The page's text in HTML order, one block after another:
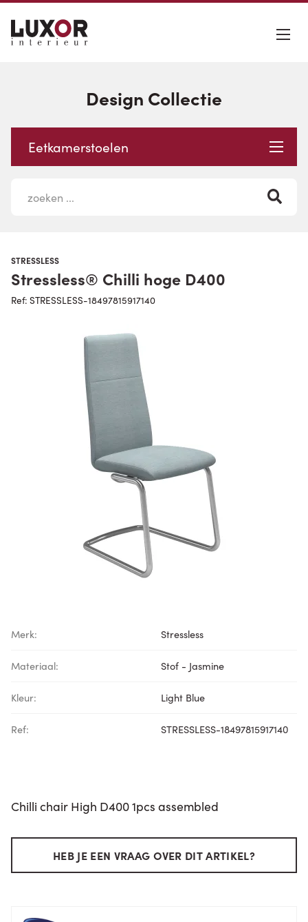
Design Collectie
Eetkamerstoelen
STRESSLESS
Stressless® Chilli hoge D400
Ref: STRESSLESS-18497815917140
Merk: Stressless
Materiaal: Stof - Jasmine
Kleur: Light Blue
Ref: STRESSLESS-18497815917140
Chilli chair High D400 1pcs assembled
HEB JE EEN VRAAG OVER DIT ARTIKEL?